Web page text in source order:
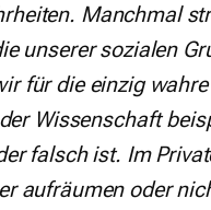
Manchmal
unserer sozialen
für die einzig
Wissenschaft
falsch ist. Im
aufräumen oder